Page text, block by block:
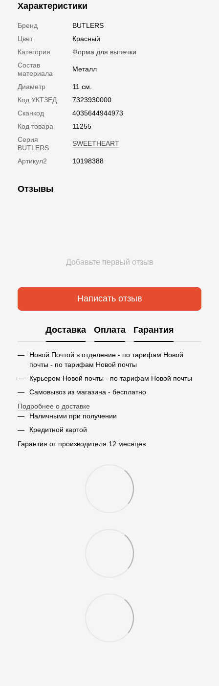
Характеристики
Бренд
BUTLERS
Цвет
Красный
Категория
Форма для выпечки
Состав
материала
Металл
Диаметр
11 см.
Код УКТЗЕД
7323930000
Сканкод
4035644944973
Код товара
11255
Серия
BUTLERS
SWEETHEART
Артикул2 10198388
Отзывы
Добавьте первый отзыв
Написать отзыв
Доставка Оплата Гарантия
Новой Почтой в отделение - по тарифам Новой
почты - по тарифам Новой почты
Курьером Новой почты - по тарифам Новой почты
Самовывоз из магазина - бесплатно
Подробнее о доставке
Наличными при получении
Кредитной картой
Гарантия от производителя 12 месяцев